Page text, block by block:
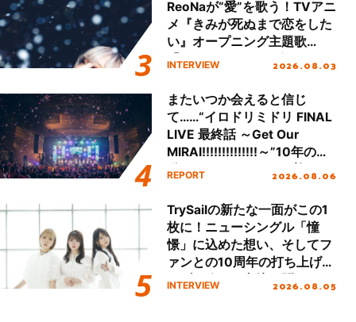
ReoNaが“愛”を歌う！TVアニ
メ『きみが死ぬまで恋をした
い』オープニング主題歌
「Amore」インタビュー
INTERVIEW 2026.08.03
またいつか会えると信じ
て……“イロドリミドリ FINAL
LIVE 最終話 ～Get Our
MIRAI!!!!!!!!!!!!!!～”10年の活
動を経てファイナルを迎える
REPORT 2026.08.06
TrySailの新たな一面がこの1
枚に！ニューシングル「憧
憬」に込めた想い、そしてフ
ァンとの10周年の打ち上げラ
イブを終えた心境を聞いた。
INTERVIEW 2026.08.05